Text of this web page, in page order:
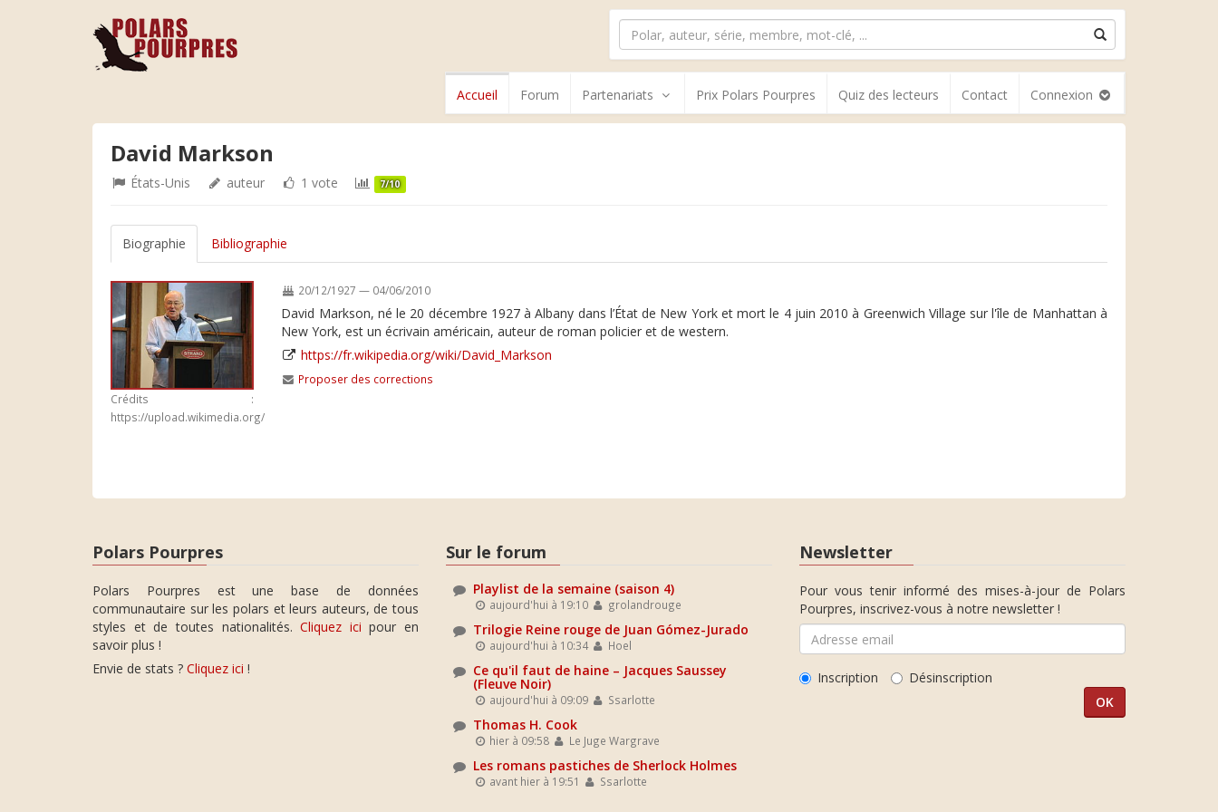
Accueil Forum Partenariats Prix Polars Pourpres Quiz des lecteurs Contact Connexion
David Markson
États-Unis auteur 1 vote 7/10
Biographie Bibliographie
Crédits :
https://upload.wikimedia.org/
20/12/1927 — 04/06/2010
David Markson, né le 20 décembre 1927 à Albany dans l’État de New York et mort le 4 juin 2010 à Greenwich Village sur l'île de Manhattan à
New York, est un écrivain américain, auteur de roman policier et de western.
https://fr.wikipedia.org/wiki/David_Markson
Proposer des corrections
Polars Pourpres
Polars Pourpres est une base de données
communautaire sur les polars et leurs auteurs, de tous
styles et de toutes nationalités.Cliquez ici pour en
savoir plus !
Envie de stats ? Cliquez ici !
Sur le forum
Playlist de la semaine (saison 4)
aujourd'hui à 19:10 grolandrouge
Trilogie Reine rouge de Juan Gómez-Jurado
aujourd'hui à 10:34 Hoel
Ce qu'il faut de haine – Jacques Saussey
(Fleuve Noir)
aujourd'hui à 09:09 Ssarlotte
Thomas H. Cook
hier à 09:58 Le Juge Wargrave
Les romans pastiches de Sherlock Holmes
avant hier à 19:51 Ssarlotte
Newsletter
Pour vous tenir informé des mises-à-jour de Polars
Pourpres, inscrivez-vous à notre newsletter !
Inscription Désinscription